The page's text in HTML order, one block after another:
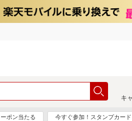
キ
ポン当たる 今すぐ参加！スタンプカード